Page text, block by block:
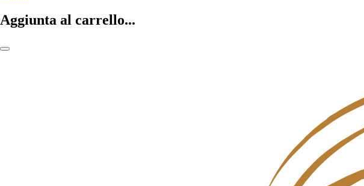
Aggiunta al carrello...